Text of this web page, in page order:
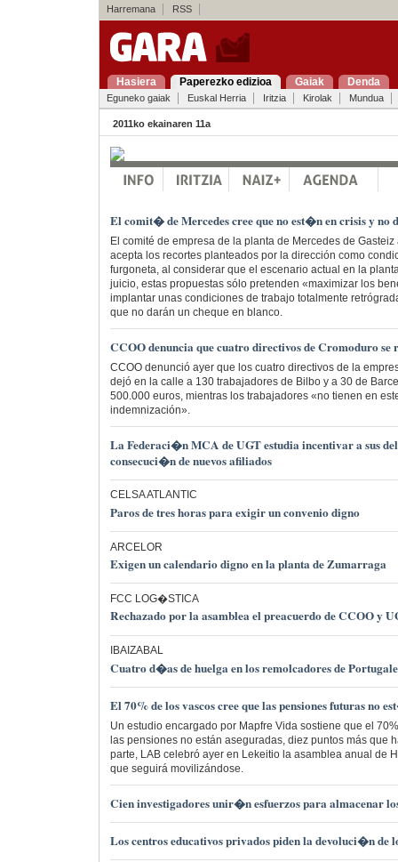
Harremana RSS
Hasiera Paperezko edizioa Gaiak Denda
Eguneko gaiak Euskal Herria Iritzia Kirolak Mundua
2011ko ekainaren 11a
El comit� de Mercedes cree que no est�n en crisis y no
El comité de empresa de la planta de Mercedes de
acepta los recortes planteados por la dirección como
furgoneta, al considerar que el escenario actual en la
juicio, estas propuestas sólo pretenden «maximizar los
implantar unas condiciones de trabajo totalmente
que no darán un cheque en blanco.
CCOO denuncia que cuatro directivos de Cromoduro
CCOO denunció ayer que los cuatro directivos de la
dejó en la calle a 130 trabajadores de Bilbo y a 30 de
500.000 euros, mientras los trabajadores «no tienen en
indemnización».
La Federaci�n MCA de UGT estudia incentivar a sus
consecuci�n de nuevos afiliados
CELSA ATLANTIC
Paros de tres horas para exigir un convenio digno
ARCELOR
Exigen un calendario digno en la planta de Zumarraga
FCC LOG�STICA
Rechazado por la asamblea el preacuerdo de CCOO y
IBAIZABAL
Cuatro d�as de huelga en los remolcadores de
El 70% de los vascos cree que las pensiones futuras no
Un estudio encargado por Mapfre Vida sostiene que el
las pensiones no están aseguradas, diez puntos más que
parte, LAB celebró ayer en Lekeitio la asamblea anual de
que seguirá movilizándose.
Cien investigadores unir�n esfuerzos para almacenar
Los centros educativos privados piden la devoluci�n